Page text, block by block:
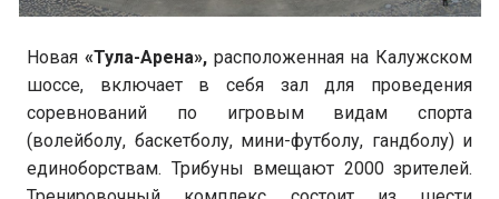
Новая «Тула-Арена»,расположенная на Калужском
шоссе, включает в себя зал для проведения
соревнований по игровым видам спорта
(волейболу, баскетболу, мини-футболу, гандболу) и
единоборствам. Трибуны вмещают 2000 зрителей.